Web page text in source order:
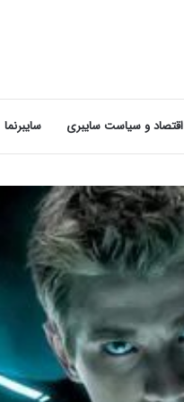
اقتصاد و سیاست سایبری سایبرنما